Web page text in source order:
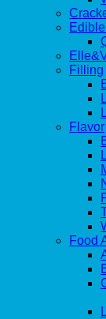
Filling
Flavor
Food